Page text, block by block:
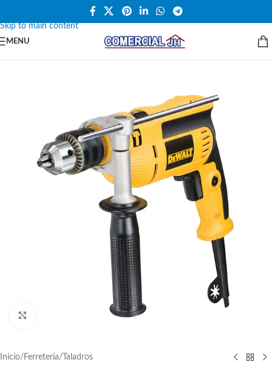
Skip to main content
MENU
Inicio/ Ferretería/ Taladros